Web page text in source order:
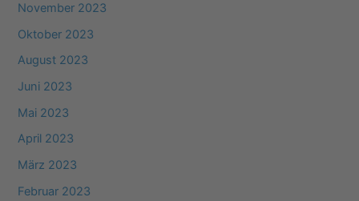
November 2023
Oktober 2023
August 2023
Juni 2023
Mai 2023
April 2023
März 2023
Februar 2023